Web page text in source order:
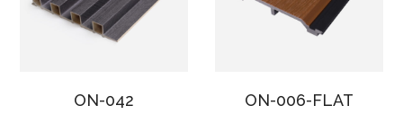
ON-042 ON-006-FLAT